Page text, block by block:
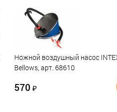
Ножной воздушный насос
Bellows, арт. 68610
570 ₽